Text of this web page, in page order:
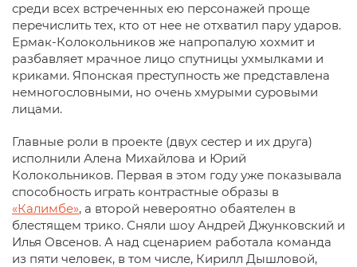
среди всех встреченных ею персонажей проще
перечислить тех, кто от нее не отхватил пару ударов.
Ермак-Колокольников же напропалую хохмит и
разбавляет мрачное лицо спутницы ухмылками и
криками. Японская преступность же представлена
немногословными, но очень хмурыми суровыми
лицами.
Главные роли в проекте (двух сестер и их друга)
исполнили Алена Михайлова и Юрий
Колокольников. Первая в этом году уже показывала
способность играть контрастные образы в
«Калимбе», а второй невероятно обаятелен в
блестящем трико. Сняли шоу Андрей Джунковский и
Илья Овсенов. А над сценарием работала команда
из пяти человек, в том числе, Кирилл Дышловой,